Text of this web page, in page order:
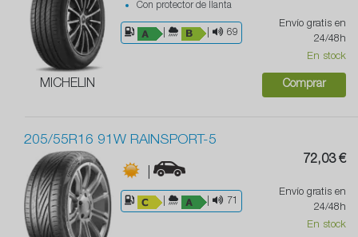
MICHELIN
Con protector de llanta
69
Envío gratis en
24/48h
En stock
Comprar
205/55R16 91W RAINSPORT-5
|
71
72,03 €
Envío gratis en
24/48h
En stock